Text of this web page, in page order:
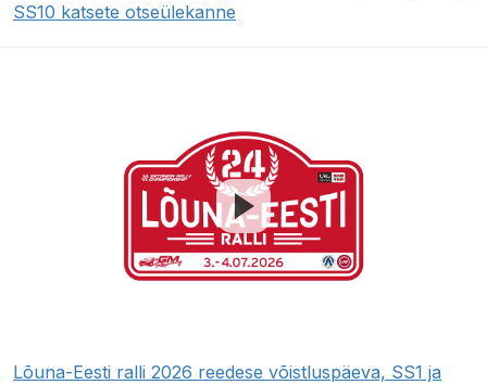
SS10 katsete otseülekanne
Lõuna-Eesti ralli 2026 reedese võistluspäeva, SS1 ja